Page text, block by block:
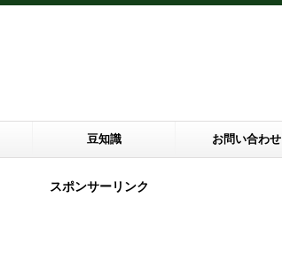
豆知識 お問い合わせ
スポンサーリンク